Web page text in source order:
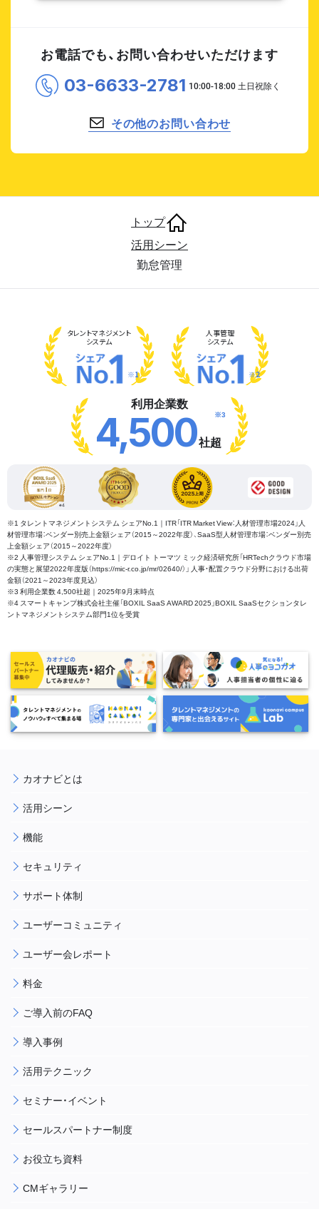
お電話でも、お問い合わせいただけます
03-6633-2781
その他のお問い合わせ
トップ
活用シーン
勤怠管理
タレントマネジメント
システム
※1
人事管理
システム
※2
利用企業数
4,500社超
※3
※1 タレントマネジメントシステム シェアNo.1｜ITR「ITR Market View：人材管理市場2024」人
材管理市場：ベンダー別売上金額シェア（2015～2022年度）、SaaS型人材管理市場：ベンダー別売
上金額シェア（2015～2022年度）
※2 人事管理システム シェアNo.1｜デロイト トーマツ ミック経済研究所「HRTechクラウド市場
の実態と展望2022年度版（https://mic-r.co.jp/mr/02640/）」 人事・配置クラウド分野における出荷
金額（2021～2023年度見込）
※3 利用企業数 4,500社超｜2025年9月末時点
※4 スマートキャンプ株式会社主催「BOXIL SaaS AWARD 2025」BOXIL SaaSセクションタレ
ントマネジメントシステム部門1位を受賞
カオナビとは
活用シーン
機能
セキュリティ
サポート体制
ユーザーコミュニティ
ユーザー会レポート
料金
ご導入前のFAQ
導入事例
活用テクニック
セミナー・イベント
セールスパートナー制度
お役立ち資料
CMギャラリー